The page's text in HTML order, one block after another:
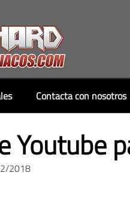
Contacta con nosotros
Youtube
2018